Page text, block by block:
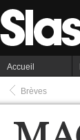
Accueil
Brèves